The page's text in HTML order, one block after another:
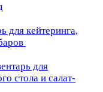
для кейтеринга,
для
стола и салат-